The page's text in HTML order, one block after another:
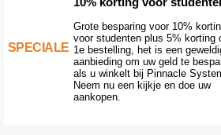
SPECIALE
Grote besparing voor 10%
voor studenten plus 5% korting
1e bestelling, het is een
aanbieding om uw geld te
als u winkelt bij Pinnacle
Neem nu een kijkje en doe uw
aankopen.